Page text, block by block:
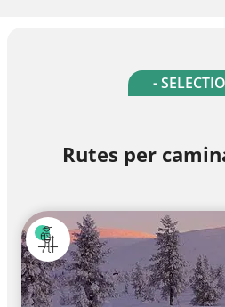
-
Rutes per